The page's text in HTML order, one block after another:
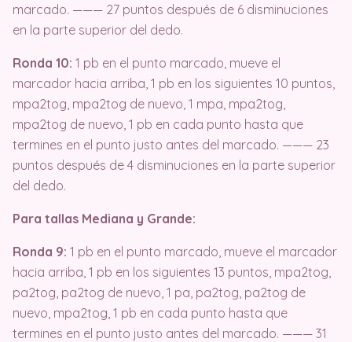
marcado. ——— 27 puntos después de 6 disminuciones
en la parte superior del dedo.
Ronda 10: 1 pb en el punto marcado, mueve el
marcador hacia arriba, 1 pb en los siguientes 10 puntos,
mpa2tog, mpa2tog de nuevo, 1 mpa, mpa2tog,
mpa2tog de nuevo, 1 pb en cada punto hasta que
termines en el punto justo antes del marcado. ——— 23
puntos después de 4 disminuciones en la parte superior
del dedo.
Para tallas Mediana y Grande:
Ronda 9: 1 pb en el punto marcado, mueve el marcador
hacia arriba, 1 pb en los siguientes 13 puntos, mpa2tog,
pa2tog, pa2tog de nuevo, 1 pa, pa2tog, pa2tog de
nuevo, mpa2tog, 1 pb en cada punto hasta que
termines en el punto justo antes del marcado. ——— 31